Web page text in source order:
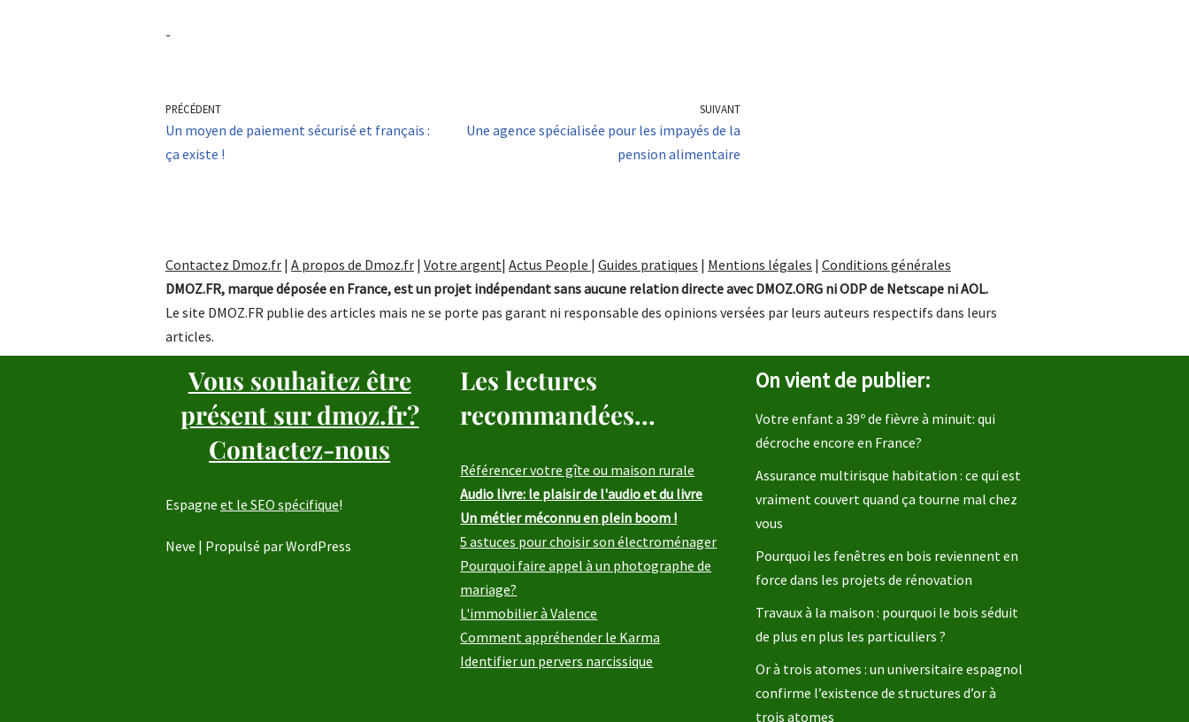
-
PRÉCÉDENT
Un moyen de paiement sécurisé et français :
ça existe !
SUIVANT
Une agence spécialisée pour les impayés de la
pension alimentaire
Contactez Dmoz.fr | A propos de Dmoz.fr | Votre argent| Actus People | Guides pratiques | Mentions légales | Conditions générales
DMOZ.FR, marque déposée en France, est un projet indépendant sans aucune relation directe avec DMOZ.ORG ni ODP de Netscape ni AOL.
Le site DMOZ.FR publie des articles mais ne se porte pas garant ni responsable des opinions versées par leurs auteurs respectifs dans leurs
articles.
Vous souhaitez être
présent sur dmoz.fr?
Contactez-nous
Espagne et le SEO spécifique!
Neve | Propulsé parWordPress
Les lectures
recommandées...
Référencer votre gîte ou maison rurale
Audio livre: le plaisir de l'audio et du livre
Un métier méconnu en plein boom !
5 astuces pour choisir son électroménager
Pourquoi faire appel à un photographe de
mariage?
L'immobilier à Valence
Comment appréhender le Karma
Identifier un pervers narcissique
On vient de publier:
Votre enfant a 39º de fièvre à minuit: qui
décroche encore en France?
Assurance multirisque habitation : ce qui est
vraiment couvert quand ça tourne mal chez
vous
Pourquoi les fenêtres en bois reviennent en
force dans les projets de rénovation
Travaux à la maison : pourquoi le bois séduit
de plus en plus les particuliers ?
Or à trois atomes : un universitaire espagnol
confirme l’existence de structures d’or à
trois atomes